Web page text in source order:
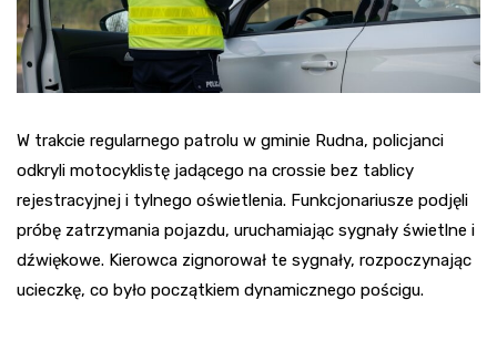
W trakcie regularnego patrolu w gminie Rudna, policjanci
odkryli motocyklistę jadącego na crossie bez tablicy
rejestracyjnej i tylnego oświetlenia. Funkcjonariusze podjęli
próbę zatrzymania pojazdu, uruchamiając sygnały świetlne i
dźwiękowe. Kierowca zignorował te sygnały, rozpoczynając
ucieczkę, co było początkiem dynamicznego pościgu.